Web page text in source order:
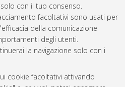
con il tuo consenso.
facoltativi sono usati per
della comunicazione
degli utenti.
la navigazione solo con i
cookie facoltativi attivando
documento: